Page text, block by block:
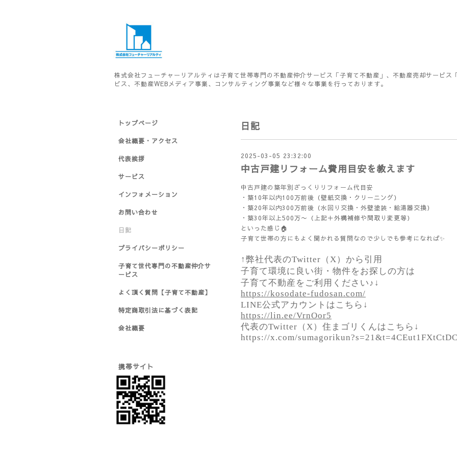
株式会社フューチャーリアルティは子育て世帯専門の不動産仲介サービス「子育て不動産」、不動産売却サービス
ビス、不動産WEBメディア事業、コンサルティング事業など様々な事業を行っております。
日記
2025-03-05 23:32:00
中古戸建リフォーム費用目安を教えます
中古戸建の築年別ざっくりリフォーム代目安
・築10年以内100万前後（壁紙交換・クリーニング）
・築20年以内300万前後（水回り交換・外壁塗装・給湯器交換）
・築30年以上500万〜（上記＋外構補修や間取り変更等）
といった感じ🏠
子育て世帯の方にもよく聞かれる質問なので少しでも参考になれば✨
↑弊社代表のTwitter（X）から引用
子育て環境に良い街・物件をお探しの方は
子育て不動産をご利用ください♪↓
https://kosodate-fudosan.com/
LINE公式アカウントはこちら↓
https://lin.ee/VrnOor5
代表のTwitter（X）住まゴリくんはこちら↓
https://x.com/
トップページ
会社概要・アクセス
代表挨拶
サービス
インフォメーション
お問い合わせ
日記
プライバシーポリシー
子育て世代専門の不動産仲介サ
ービス
よく頂く質問【子育て不動産】
特定商取引法に基づく表記
会社概要
携帯サイト